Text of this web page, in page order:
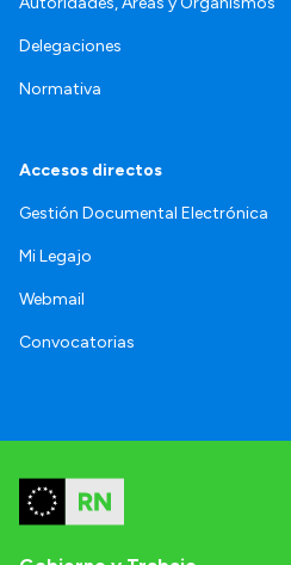
Delegaciones
Normativa
Accesos directos
Gestión Documental Electrónica
Mi Legajo
Webmail
Convocatorias